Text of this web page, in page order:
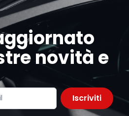
novità e
Iscriviti